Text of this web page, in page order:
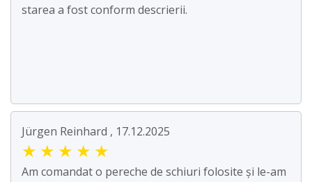
starea a fost conform descrierii.
Jürgen Reinhard , 17.12.2025
★ ★ ★ ★ ★
Am comandat o pereche de schiuri folosite și le-am